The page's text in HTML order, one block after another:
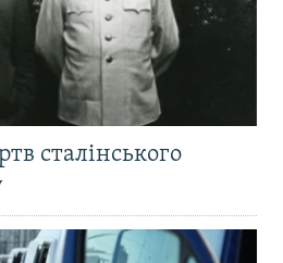
сталінського